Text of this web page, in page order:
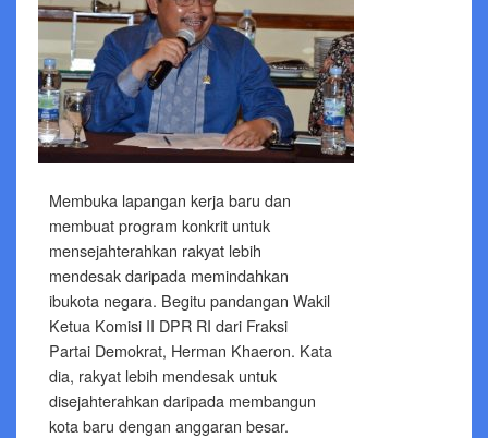
Membuka lapangan kerja baru dan
membuat program konkrit untuk
mensejahterahkan rakyat lebih
mendesak daripada memindahkan
ibukota negara. Begitu pandangan Wakil
Ketua Komisi II DPR RI dari Fraksi
Partai Demokrat, Herman Khaeron. Kata
dia, rakyat lebih mendesak untuk
disejahterahkan daripada membangun
kota baru dengan anggaran besar.